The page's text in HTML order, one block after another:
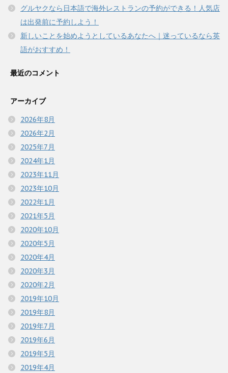
グルヤクなら日本語で海外レストランの予約ができる！人気店
は出発前に予約しよう！
新しいことを始めようとしているあなたへ｜迷っているなら英
語がおすすめ！
最近のコメント
アーカイブ
2026年8月
2026年2月
2025年7月
2024年1月
2023年11月
2023年10月
2022年1月
2021年5月
2020年10月
2020年5月
2020年4月
2020年3月
2020年2月
2019年10月
2019年8月
2019年7月
2019年6月
2019年5月
2019年4月